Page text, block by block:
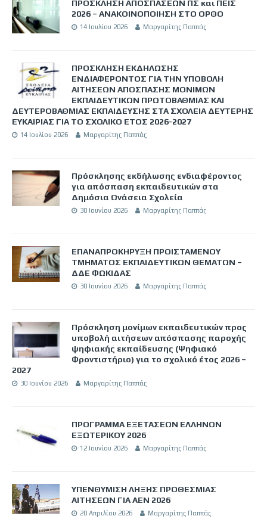
ΠΡΟΣΚΛΗΣΗ ΑΠΟΣΠΑΣΕΩΝ ΠΣ και ΠΕΙΣ
2026 – ΑΝΑΚΟΙΝΟΠΟΙΗΣΗ ΣΤΟ ΟΡΘΟ
14 Ιουλίου 2026 Μαργαρίτης Παππάς
ΠΡΟΣΚΛΗΣΗ ΕΚΔΗΛΩΣΗΣ
ΕΝΔΙΑΦΕΡΟΝΤΟΣ ΓΙΑ ΤΗΝ ΥΠΟΒΟΛΗ
ΑΙΤΗΣΕΩΝ ΑΠΟΣΠΑΣΗΣ ΜΟΝΙΜΩΝ
ΕΚΠΑΙΔΕΥΤΙΚΩΝ ΠΡΩΤΟΒΑΘΜΙΑΣ ΚΑΙ
ΔΕΥΤΕΡΟΒΑΘΜΙΑΣ ΕΚΠΑΙΔΕΥΣΗΣ ΣΤΑ ΣΧΟΛΕΙΑ ΔΕΥΤΕΡΗΣ
ΕΥΚΑΙΡΙΑΣ ΓΙΑ ΤΟ ΣΧΟΛΙΚΟ ΕΤΟΣ 2026-2027
14 Ιουλίου 2026 Μαργαρίτης Παππάς
Πρόσκλησης εκδήλωσης ενδιαφέροντος
για απόσπαση εκπαιδευτικών στα
Δημόσια Ωνάσεια Σχολεία
30 Ιουνίου 2026 Μαργαρίτης Παππάς
ΕΠΑΝΑΠΡΟΚΗΡΥΞΗ ΠΡΟΙΣΤΑΜΕΝΟΥ
ΤΜΗΜΑΤΟΣ ΕΚΠΑΙΔΕΥΤΙΚΩΝ ΘΕΜΑΤΩΝ –
ΔΔΕ ΦΩΚΙΔΑΣ
30 Ιουνίου 2026 Μαργαρίτης Παππάς
Πρόσκληση μονίμων εκπαιδευτικών προς
υποβολή αιτήσεων απόσπασης παροχής
ψηφιακής εκπαίδευσης (Ψηφιακό
Φροντιστήριο) για το σχολικό έτος 2026 –
2027
30 Ιουνίου 2026 Μαργαρίτης Παππάς
ΠΡΟΓΡΑΜΜΑ ΕΞΕΤΑΣΕΩΝ ΕΛΛΗΝΩΝ
ΕΞΩΤΕΡΙΚΟΥ 2026
12 Ιουνίου 2026 Μαργαρίτης Παππάς
ΥΠΕΝΘΥΜΙΣΗ ΛΗΞΗΣ ΠΡΟΘΕΣΜΙΑΣ
ΑΙΤΗΣΕΩΝ ΓΙΑ ΑΕΝ 2026
20 Απριλίου 2026 Μαργαρίτης Παππάς